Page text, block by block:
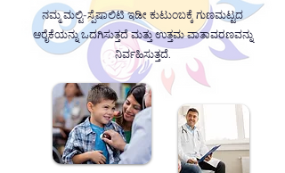
ನಮ್ಮ ಮಲ್ಟಿ-ಸ್ಪೆಷಾಲಿಟಿ ಇಡೀ ಕುಟುಂಬಕ್ಕೆ ಗುಣಮಟ್ಟದ
ಆರೈಕೆಯನ್ನು ಒದಗಿಸುತ್ತದೆ ಮತ್ತು ಉತ್ತಮ ವಾತಾವರಣವನ್ನು
ನಿರ್ವಹಿಸುತ್ತದೆ.